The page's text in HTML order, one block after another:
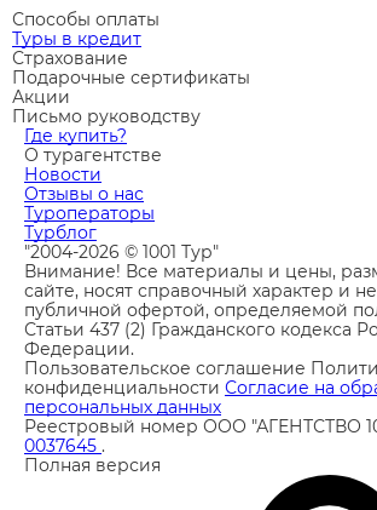
Способы оплаты
Туры в кредит
Страхование
Подарочные сертификаты
Акции
Письмо руководству
Где купить?
О турагентстве
Новости
Отзывы о нас
Туроператоры
Турблог
"2004-2026 © 1001 Тур"
Внимание! Все материалы и цены,
сайте, носят справочный характер и
публичной офертой, определяемой
Статьи 437 (2) Гражданского кодекса
Федерации.
Пользовательское соглашение
конфиденциальности Согласие на
персональных данных
Реестровый номер ООО "АГЕНТСТВО
0037645 .
Полная версия